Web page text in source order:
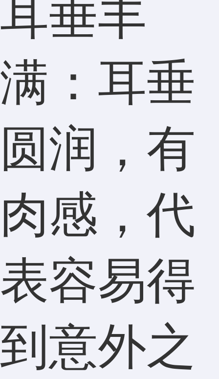
耳垂丰
满：耳垂
圆润，有
肉感，代
表容易得
到意外之